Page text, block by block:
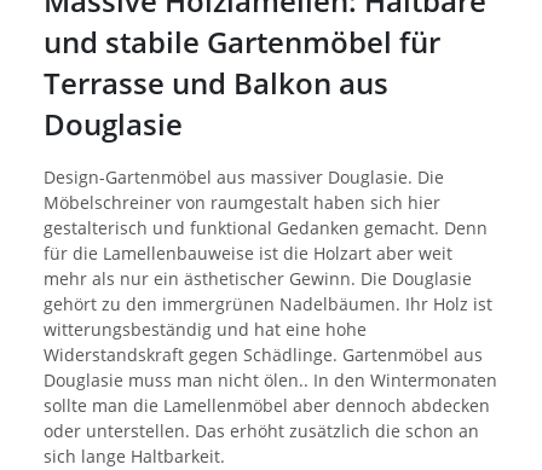
und stabile Gartenmöbel für
Terrasse und Balkon aus
Douglasie
Design-Gartenmöbel aus massiver Douglasie. Die
Möbelschreiner von raumgestalt haben sich hier
gestalterisch und funktional Gedanken gemacht. Denn
für die Lamellenbauweise ist die Holzart aber weit
mehr als nur ein ästhetischer Gewinn. Die Douglasie
gehört zu den immergrünen Nadelbäumen. Ihr Holz ist
witterungsbeständig und hat eine hohe
Widerstandskraft gegen Schädlinge. Gartenmöbel aus
Douglasie muss man nicht ölen.. In den Wintermonaten
sollte man die Lamellenmöbel aber dennoch abdecken
oder unterstellen. Das erhöht zusätzlich die schon an
sich lange Haltbarkeit.